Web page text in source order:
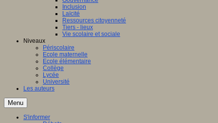
Inclusion
Laïcité
Ressources citoyenneté
Tiers - lieux
Vie scolaire et sociale
Niveaux
Périscolaire
Ecole maternelle
Ecole élémentaire
Collège
Lycée
Université
Les auteurs
Menu
S'informer